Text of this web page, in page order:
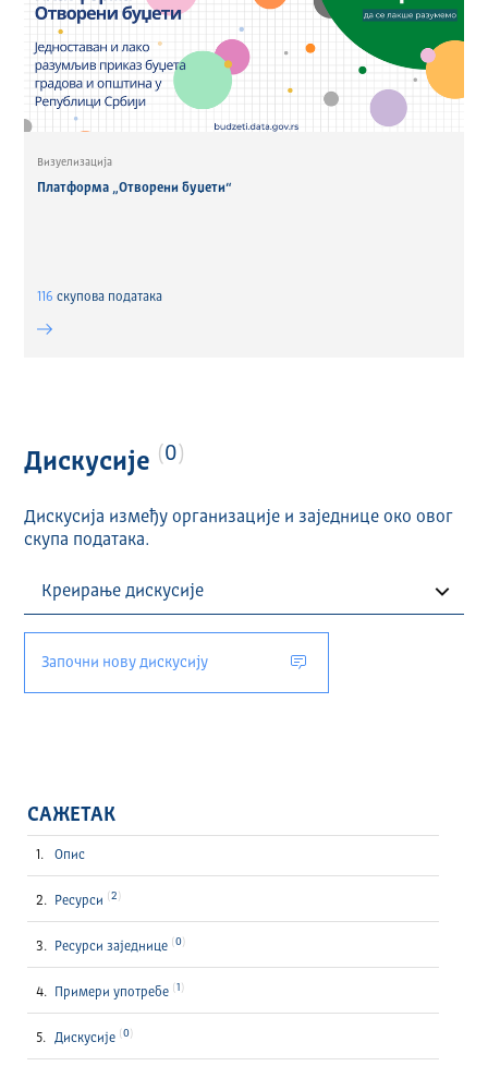
Визуелизација
Платформа „Отворени буџети“
116 скуповa података
Дискусије 0
Дискусија између организације и заједнице око овог
скупа података.
Започни нову дискусију
САЖЕТАК
Опис
Ресурси 2
Ресурси заједнице 0
Примери употребе 1
Дискусије 0